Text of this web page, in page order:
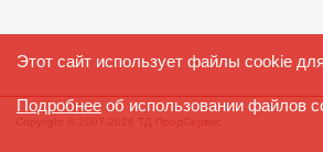
Этот сайт использует файлы cookie
Подробнее об использовании файлов